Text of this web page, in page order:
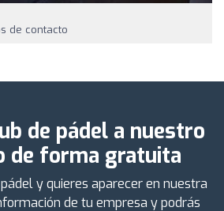
de contacto
de pádel a nuestro
de forma gratuita
y quieres aparecer en nuestra
de tu empresa y podrás